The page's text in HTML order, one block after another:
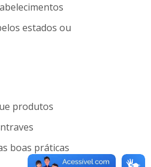
estados ou
produtos
boas práticas